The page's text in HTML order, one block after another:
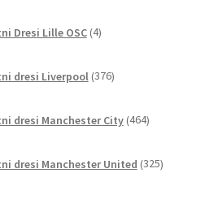
Dresi Lille OSC 4izdelki
dresi Liverpool 376izdelkov
dresi Manchester City 464izdelkov
dresi Manchester United 325izdelkov